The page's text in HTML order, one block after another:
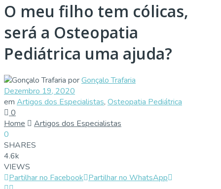
O meu filho tem cólicas,
será a Osteopatia
Pediátrica uma ajuda?
porGonçalo Trafaria
Dezembro 19, 2020
em Artigos dos Especialistas, Osteopatia Pediátrica
0
Home
Artigos dos Especialistas
0
SHARES
4.6k
VIEWS
Partilhar no Facebook Partilhar no WhatsApp